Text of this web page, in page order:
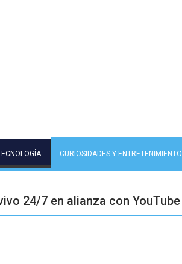
CURIOSIDADES Y ENTRETENIMIENTO
24/7 en alianza con YouTube